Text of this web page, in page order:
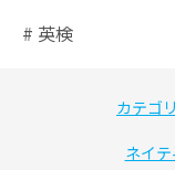
# 英検
カテゴ
ネイ